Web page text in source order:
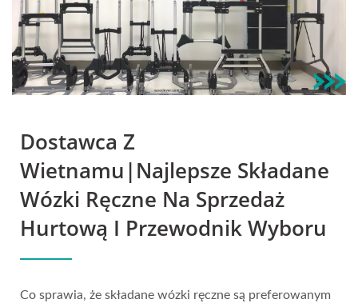
Dostawca Z
Wietnamu|Najlepsze Składane
Wózki Ręczne Na Sprzedaż
Hurtową I Przewodnik Wyboru
Co sprawia, że składane wózki ręczne są preferowanym